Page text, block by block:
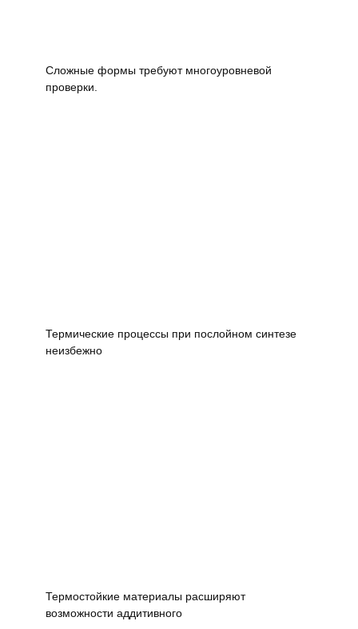
Сложные формы требуют многоуровневой
проверки.
Термические процессы при послойном синтезе
неизбежно
Термостойкие материалы расширяют
возможности аддитивного